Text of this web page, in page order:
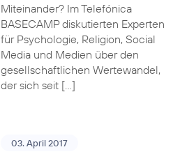
Miteinander? Im Telefónica
BASECAMP diskutierten Experten
für Psychologie, Religion, Social
Media und Medien über den
gesellschaftlichen Wertewandel,
der sich seit […]
03. April 2017